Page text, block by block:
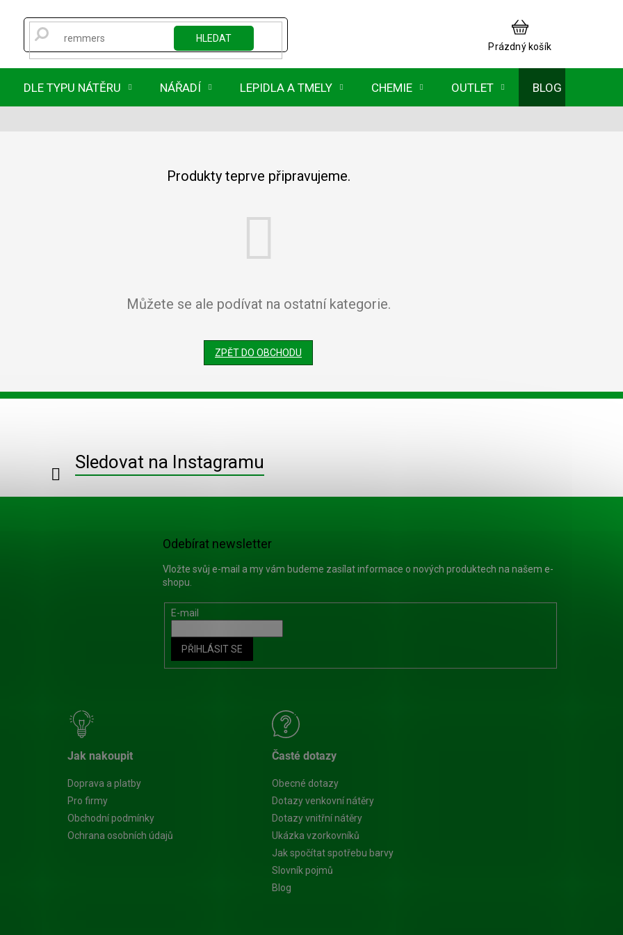
HLEDAT
NÁKUPNÍ
KOŠÍK
Prázdný košík
DLE TYPU NÁTĚRU NÁŘADÍ LEPIDLA A TMELY CHEMIE OUTLET BLOG
Produkty teprve připravujeme.
Můžete se ale podívat na ostatní kategorie.
ZPĚT DO OBCHODU
Sledovat na Instagramu
Jak nakoupit
Doprava a platby
Pro firmy
Obchodní podmínky
Ochrana osobních údajů
Časté dotazy
Obecné dotazy
Dotazy venkovní nátěry
Dotazy vnitřní nátěry
Ukázka vzorkovníků
Jak spočítat spotřebu barvy
Slovník pojmů
Blog
Odebírat newsletter
Vložte svůj e-mail a my vám budeme zasílat informace o nových produktech na našem e-
shopu.
E-mail
PŘIHLÁSIT SE